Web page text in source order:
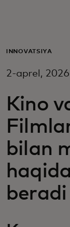
Biznes
INNOVATSIYA
2-aprel,
Kino
bilan
beradi